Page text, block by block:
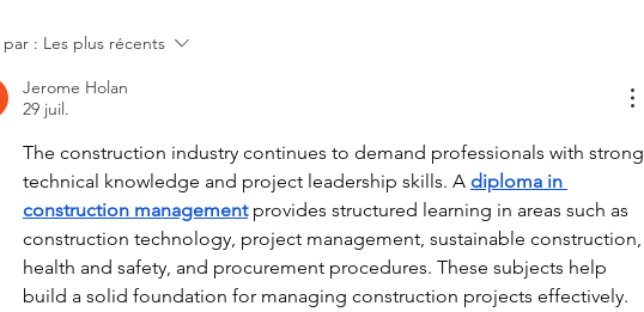
par : Les plus récents
Jerome Holan
29 juil.
The construction industry continues to demand professionals with strong
technical knowledge and project leadership skills. A diploma in
construction management provides structured learning in areas such as
construction technology, project management, sustainable construction,
health and safety, and procurement procedures. These subjects help
build a solid foundation for managing construction projects effectively.